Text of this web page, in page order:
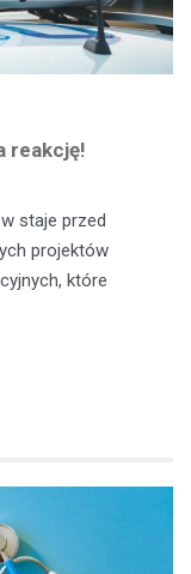
reakcję!
staje przed
projektów
które